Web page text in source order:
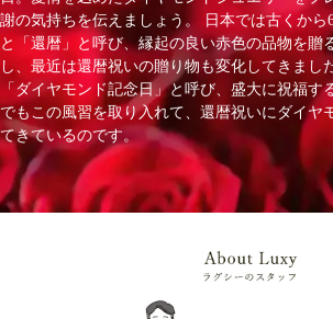
謝の気持ちを伝えましょう。 日本では古くから
と「還暦」と呼び、縁起の良い赤色の品物を贈
し、最近は還暦祝いの贈り物も変化してきまし
「ダイヤモンド記念日」と呼び、盛大に祝福す
でもこの風習を取り入れて、還暦祝いにダイヤ
てきているのです。